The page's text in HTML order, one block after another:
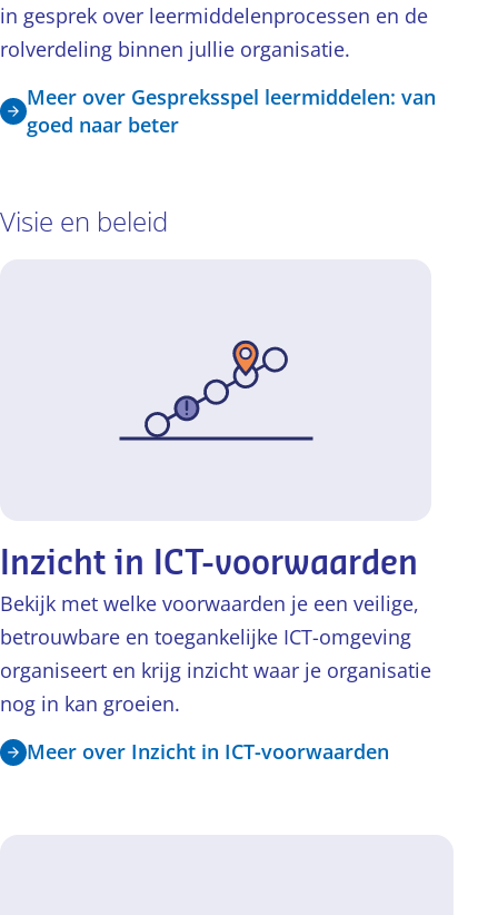
in gesprek over leermiddelenprocessen en de
rolverdeling binnen jullie organisatie.
Meer over Gespreksspel leermiddelen: van
goed naar beter
Visie en beleid
Inzicht in ICT-voorwaarden
Bekijk met welke voorwaarden je een veilige,
betrouwbare en toegankelijke ICT-omgeving
organiseert en krijg inzicht waar je organisatie
nog in kan groeien.
Meer over Inzicht in ICT-voorwaarden